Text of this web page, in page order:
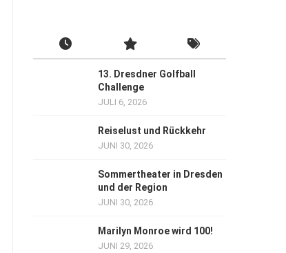
13. Dresdner Golfball
Challenge
JULI 6, 2026
Reiselust und Rückkehr
JUNI 30, 2026
Sommertheater in Dresden
und der Region
JUNI 30, 2026
Marilyn Monroe wird 100!
JUNI 29, 2026